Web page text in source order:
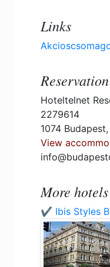
Links
Reservation
Hoteltelnet
2279614
1074
View
More
✔️ Ibis Styles